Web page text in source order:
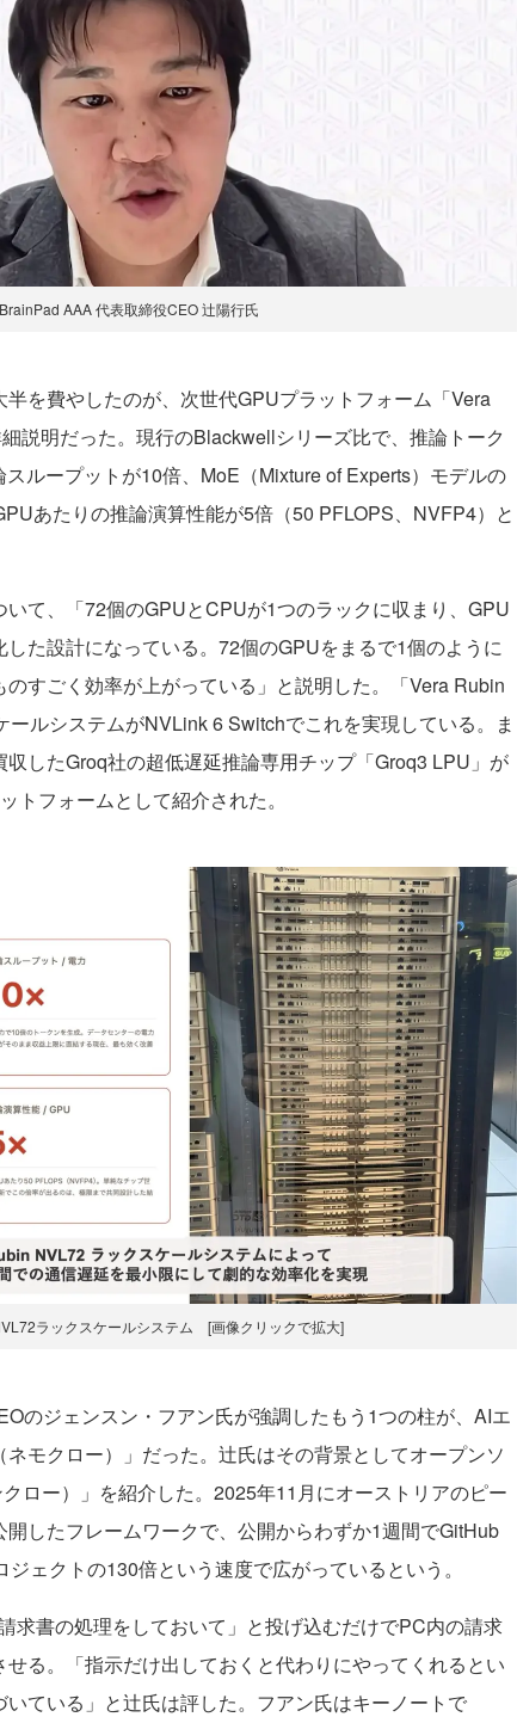
BrainPad AAA 代表取締役CEO 辻陽行氏
を費やしたのが、次世代GPUプラットフォーム「Vera
説明だった。現行のBlackwellシリーズ比で、推論トーク
ループットが10倍、MoE（Mixture of Experts）モデルの
あたりの推論演算性能が5倍（50 PFLOPS、NVFP4）と
て、「72個のGPUとCPUが1つのラックに収まり、GPU
た設計になっている。72個のGPUをまるで1個のように
すごく効率が上がっている」と説明した。「Vera Rubin
ルシステムがNVLink 6 Switchでこれを実現している。ま
したGroq社の超低遅延推論専用チップ「Groq3 LPU」が
トフォームとして紹介された。
ラックスケールシステム [画像クリックで拡大]
のジェンスン・フアン氏が強調したもう1つの柱が、AIエ
モクロー）」だった。辻氏はその背景としてオープンソ
ロー）」を紹介した。2025年11月にオーストリアのピー
したフレームワークで、公開からわずか1週間でGitHub
ェクトの130倍という速度で広がっているという。
求書の処理をしておいて」と投げ込むだけでPC内の請求
る。「指示だけ出しておくと代わりにやってくれるとい
ている」と辻氏は評した。フアン氏はキーノートで